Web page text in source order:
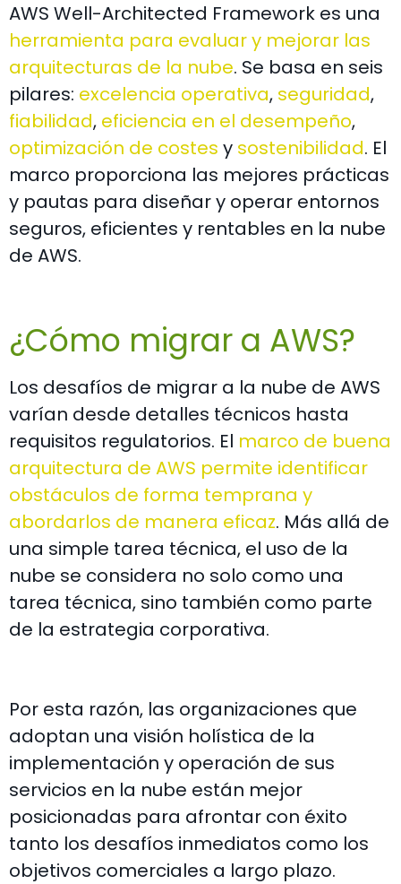
AWS Well-Architected Framework es una
herramienta para evaluar y mejorar las
arquitecturas de la nube. Se basa en seis
pilares: excelencia operativa, seguridad,
fiabilidad, eficiencia en el desempeño,
optimización de costes y sostenibilidad. El
marco proporciona las mejores prácticas
y pautas para diseñar y operar entornos
seguros, eficientes y rentables en la nube
de AWS.
¿Cómo migrar a AWS?
Los desafíos de migrar a la nube de AWS
varían desde detalles técnicos hasta
requisitos regulatorios. El marco de buena
arquitectura de AWS permite identificar
obstáculos de forma temprana y
abordarlos de manera eficaz. Más allá de
una simple tarea técnica, el uso de la
nube se considera no solo como una
tarea técnica, sino también como parte
de la estrategia corporativa.
Por esta razón, las organizaciones que
adoptan una visión holística de la
implementación y operación de sus
servicios en la nube están mejor
posicionadas para afrontar con éxito
tanto los desafíos inmediatos como los
objetivos comerciales a largo plazo.